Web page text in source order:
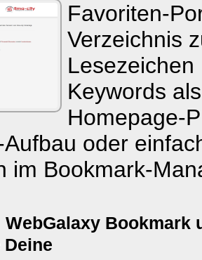
Favoriten-
Verzeichnis
Keywords
Homepage-
Aufbau oder
im Bookmark-
WebGalaxy Bookmark
Deine